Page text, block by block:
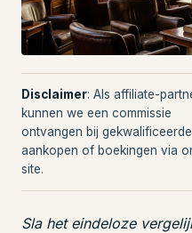
Disclaimer: Als affiliate-
kunnen we een commissie
ontvangen bij gekwalificeerde
aankopen of boekingen via
site.
Sla het eindeloze